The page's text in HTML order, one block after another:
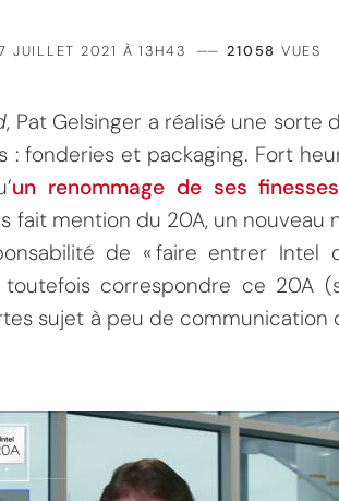
JUILLET 2021 À 13H43 —— 21058 VUES
, Pat Gelsinger a réalisé une sorte
fonderies et packaging. Fort
un renommage de ses
fait mention du 20A, un
de « faire entrer Intel
toutefois correspondre ce 20A
sujet à peu de communication